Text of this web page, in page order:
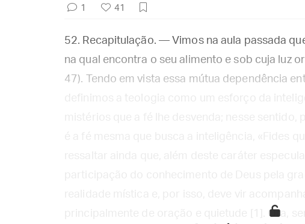
1 41
52. Recapitulação. — Vimos na aula passada
na qual encontra o seu alimento e sob cuja luz
47). Tendo em vista essa mútua dependência
definimos a teologia como um esforço da
principalmente de oração e quietude [1]. Ora,